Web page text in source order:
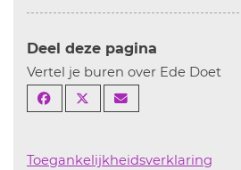
Deel deze pagina
Vertel je buren over Ede Doet
Toegankelijkheidsverklaring